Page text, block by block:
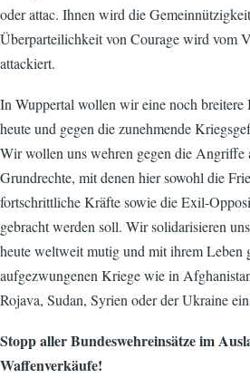
oder attac. Ihnen wird die
Überparteilichkeit von Courage wird vom
attackiert.
In Wuppertal wollen wir eine noch breitere
heute und gegen die zunehmende
Wir wollen uns wehren gegen die Angriffe
Grundrechte, mit denen hier sowohl die
fortschrittliche Kräfte sowie die Exil-
gebracht werden soll. Wir solidarisieren
heute weltweit mutig und mit ihrem Leben
aufgezwungenen Kriege wie in
Rojava, Sudan, Syrien oder der Ukraine
Stopp aller Bundeswehreinsätze im
Waffenverkäufe!